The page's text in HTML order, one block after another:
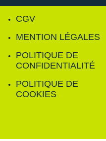
CGV
MENTION LÉGALES
POLITIQUE DE
CONFIDENTIALITÉ
POLITIQUE DE
COOKIES